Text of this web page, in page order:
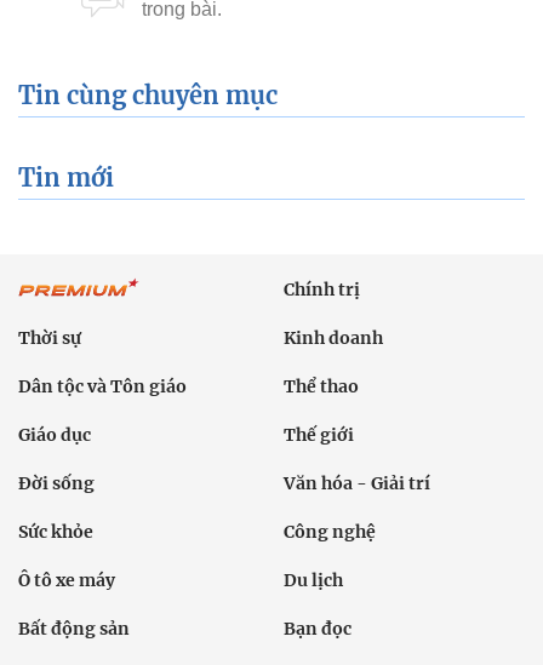
Tin cùng chuyên mục
Tin mới
Chính trị
Thời sự Kinh doanh
Dân tộc và Tôn giáo Thể thao
Giáo dục Thế giới
Đời sống Văn hóa - Giải trí
Sức khỏe Công nghệ
Ô tô xe máy Du lịch
Bất động sản Bạn đọc